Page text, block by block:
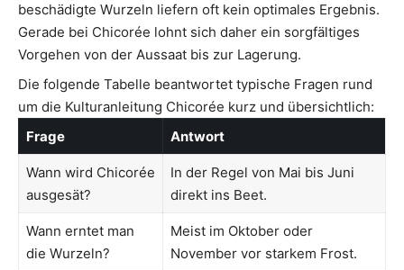
beschädigte Wurzeln liefern oft kein optimales Ergebnis.
Gerade bei Chicorée lohnt sich daher ein sorgfältiges
Vorgehen von der Aussaat bis zur Lagerung.
Die folgende Tabelle beantwortet typische Fragen rund
um die Kulturanleitung Chicorée kurz und übersichtlich:
Frage
Antwort
Wann wird Chicorée
ausgesät?
In der Regel von Mai bis Juni
direkt ins Beet.
Wann erntet man
die Wurzeln?
Meist im Oktober oder
November vor starkem Frost.